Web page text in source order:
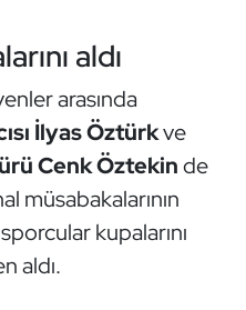
aldı
arasında
İlyas Öztürkve
Cenk Öztekinde
müsabakalarının
kupalarını
aldı.